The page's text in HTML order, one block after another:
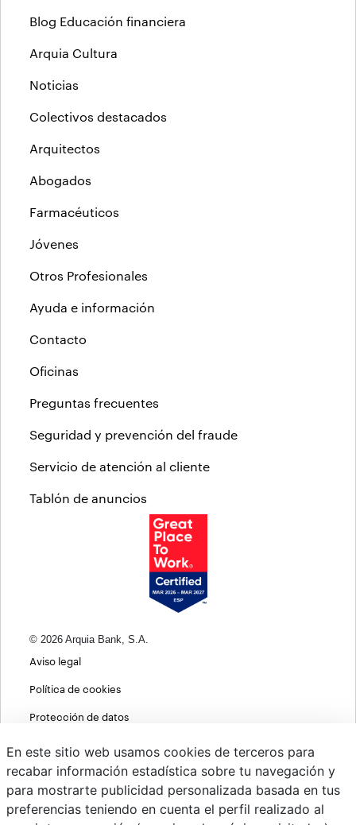
Blog Educación financiera
Arquia Cultura
Noticias
Colectivos destacados
Arquitectos
Abogados
Farmacéuticos
Jóvenes
Otros Profesionales
Ayuda e información
Contacto
Oficinas
Preguntas frecuentes
Seguridad y prevención del fraude
Servicio de atención al cliente
Tablón de anuncios
© 2026 Arquia Bank, S.A.
Aviso legal
Política de cookies
Protección de datos
MIFID
Políticas ASG
En este sitio web usamos cookies de terceros para
recabar información estadística sobre tu navegación y
para mostrarte publicidad personalizada basada en tus
preferencias teniendo en cuenta el perfil realizado al